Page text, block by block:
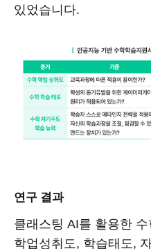
있었습니다.
연구 결과
클래스팅 AI를 활용한
학업성취도, 학습태도,